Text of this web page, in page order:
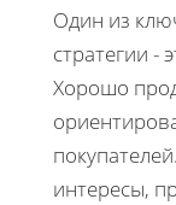
Один из
стратегии -
Хорошо
интересы,